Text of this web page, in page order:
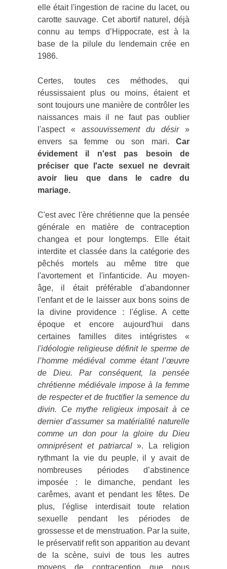
elle était l'ingestion de racine du lacet, ou
carotte sauvage. Cet abortif naturel, déjà
connu au temps d’Hippocrate, est à la
base de la pilule du lendemain crée en
1986.
Certes, toutes ces méthodes, qui
réussissaient plus ou moins, étaient et
sont toujours une manière de contrôler les
naissances mais il ne faut pas oublier
l'aspect « assouvissement du désir»
envers sa femme ou son mari. Car
évidement il n'est pas besoin de
préciser que l'acte sexuel ne devrait
avoir lieu que dans le cadre du
mariage.
C'est avec l'ère chrétienne que la pensée
générale en matière de contraception
changea et pour longtemps. Elle était
interdite et classée dans la catégorie des
pêchés mortels au même titre que
l'avortement et l'infanticide. Au moyen-
âge, il était préférable d'abandonner
l'enfant et de le laisser aux bons soins de
la divine providence : l'église. A cette
époque et encore aujourd'hui dans
certaines familles dites intégristes «
l'idéologie religieuse définit le sperme de
l’homme médiéval comme étant l’œuvre
de Dieu. Par conséquent, la pensée
chrétienne médiévale impose à la femme
de respecter et de fructifier la semence du
divin. Ce mythe religieux imposait à ce
dernier d’assumer sa matérialité naturelle
comme un don pour la gloire du Dieu
omniprésent et patriarcal». La religion
rythmant la vie du peuple, il y avait de
nombreuses périodes d’abstinence
imposée : le dimanche, pendant les
carêmes, avant et pendant les fêtes. De
plus, l'église interdisait toute relation
sexuelle pendant les périodes de
grossesse et de menstruation. Par la suite,
le préservatif refit son apparition au devant
de la scène, suivi de tous les autres
moyens de contraception que nous